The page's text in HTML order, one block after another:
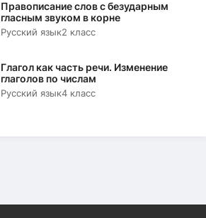
Правописание слов с безударным
гласным звуком в корне
Русский язык2 класс
Глагол как часть речи. Изменение
глаголов по числам
Русский язык4 класс